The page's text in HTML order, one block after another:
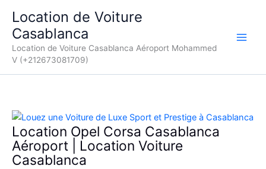
contenu
Location de Voiture
Casablanca
Location de Voiture Casablanca Aéroport Mohammed
V (+212673081709)
Location Opel Corsa Casablanca
Aéroport | Location Voiture
Casablanca